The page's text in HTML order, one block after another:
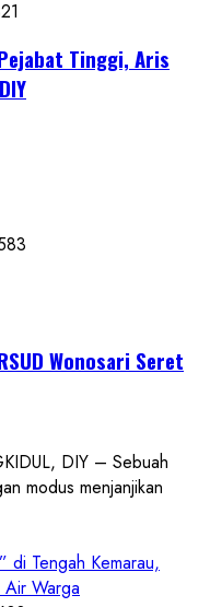
Tinggi, Aris
Wonosari Seret
DIY – Sebuah
modus menjanjikan
di Tengah Kemarau,
Warga